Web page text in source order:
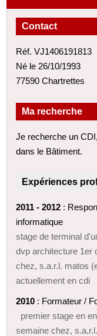
Contact
Réf. VJ1406191813
Né le 26/10/1993
77590 Chartrettes
Ma recherche
Je recherche un
dans le Bâtiment.
Expériences
2011 - 2012 :
informatique
stage de terminal
dvp architecture 1er
chez, s.a.r.l. matos
actuellement en cdi
2010 : Formateur /
premier stage en
semaine chez,